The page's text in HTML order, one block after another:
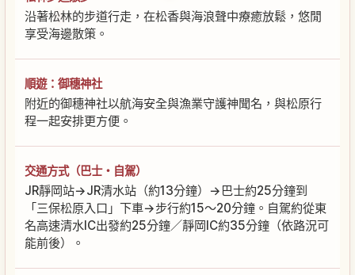
沿著松林的步道行走，在松香與海浪聲中療癒放鬆，悠閒
享受海邊散策。
順遊：御穗神社
附近的御穗神社以航海安全與漁業守護神聞名，與松原行
程一起安排更方便。
交通方式（巴士・自駕）
JR靜岡站→JR清水站（約13分鐘）→巴士約25分鐘到
「三保松原入口」下車→步行約15〜20分鐘。自駕約從東
名高速清水IC出發約25分鐘／靜岡IC約35分鐘（依路況可
能前後）。